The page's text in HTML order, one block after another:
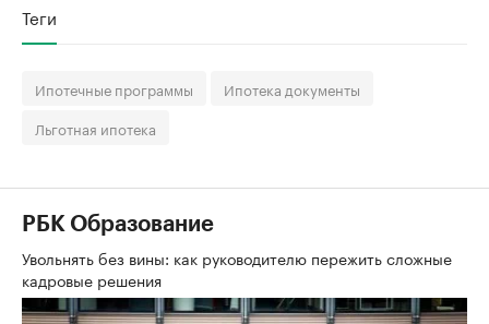
Теги
Ипотечные программы
Ипотека документы
Льготная ипотека
РБК Образование
Увольнять без вины: как руководителю пережить сложные
кадровые решения